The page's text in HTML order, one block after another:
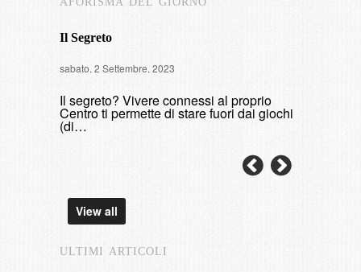
Il Segreto
sabato, 2 Settembre, 2023
Il segreto? Vivere connessi al proprio
Centro ti permette di stare fuori dai giochi
(di…
View all
ULTIMI ARTICOLI